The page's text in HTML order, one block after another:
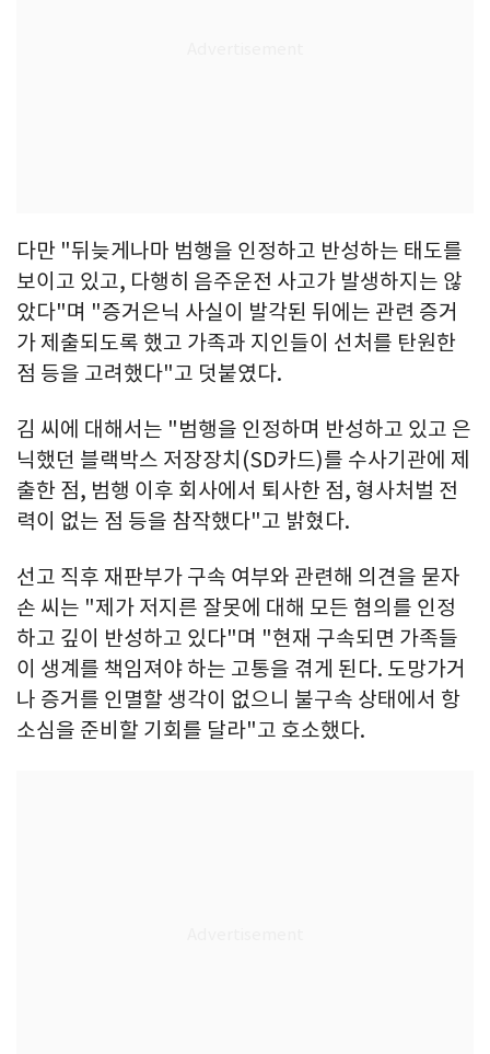
다만 "뒤늦게나마 범행을 인정하고 반성하는 태도를
보이고 있고, 다행히 음주운전 사고가 발생하지는 않
았다"며 "증거은닉 사실이 발각된 뒤에는 관련 증거
가 제출되도록 했고 가족과 지인들이 선처를 탄원한
점 등을 고려했다"고 덧붙였다.
김 씨에 대해서는 "범행을 인정하며 반성하고 있고 은
닉했던 블랙박스 저장장치(SD카드)를 수사기관에 제
출한 점, 범행 이후 회사에서 퇴사한 점, 형사처벌 전
력이 없는 점 등을 참작했다"고 밝혔다.
선고 직후 재판부가 구속 여부와 관련해 의견을 묻자
손 씨는 "제가 저지른 잘못에 대해 모든 혐의를 인정
하고 깊이 반성하고 있다"며 "현재 구속되면 가족들
이 생계를 책임져야 하는 고통을 겪게 된다. 도망가거
나 증거를 인멸할 생각이 없으니 불구속 상태에서 항
소심을 준비할 기회를 달라"고 호소했다.